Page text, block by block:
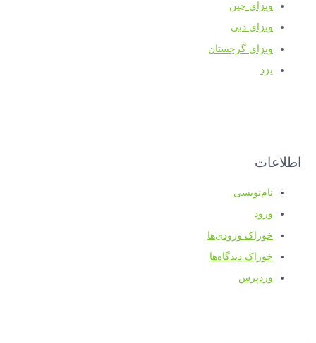
ویزای چین
ویزای دبی
ویزای گرجستان
یزد
اطلاعات
نام‌نویسی
ورود
خوراک ورودی‌ها
خوراک دیدگاه‌ها
وردپرس